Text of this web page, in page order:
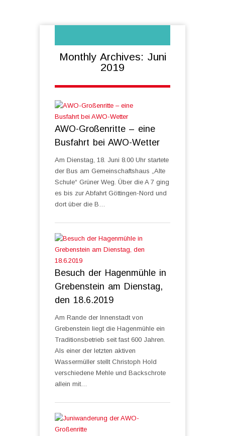
Monthly Archives: Juni
2019
AWO-Großenritte – eine
Busfahrt bei AWO-Wetter
Am Dienstag, 18. Juni 8.00 Uhr startete
der Bus am Gemeinschaftshaus „Alte
Schule“ Grüner Weg. Über die A 7 ging
es bis zur Abfahrt Göttingen-Nord und
dort über die B…
Besuch der Hagenmühle in
Grebenstein am Dienstag,
den 18.6.2019
Am Rande der Innenstadt von
Grebenstein liegt die Hagenmühle ein
Traditionsbetrieb seit fast 600 Jahren.
Als einer der letzten aktiven
Wassermüller stellt Christoph Hold
verschiedene Mehle und Backschrote
allein mit…